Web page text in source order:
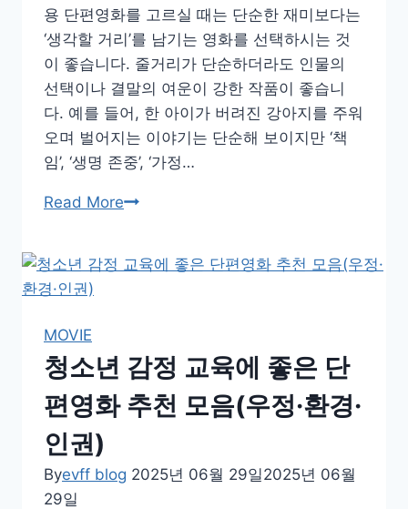
모
를
위
한
단
계
별
용
용 단편영화를 고르실 때는 단순한 재미보다는
‘생각할 거리’를 남기는 영화를 선택하시는 것
이 좋습니다. 줄거리가 단순하더라도 인물의
선택이나 결말의 여운이 강한 작품이 좋습니
다. 예를 들어, 한 아이가 버려진 강아지를 주워
오며 벌어지는 이야기는 단순해 보이지만 ‘책
임’, ‘생명 존중’, ‘가정…
Read More단
화
사
와
를
MOVIE
청소년 감정 교육에 좋은 단
편영화 추천 모음(우정·환경·
인권)
Byevff blog 2025년 06월 29일2025년 06월
29일